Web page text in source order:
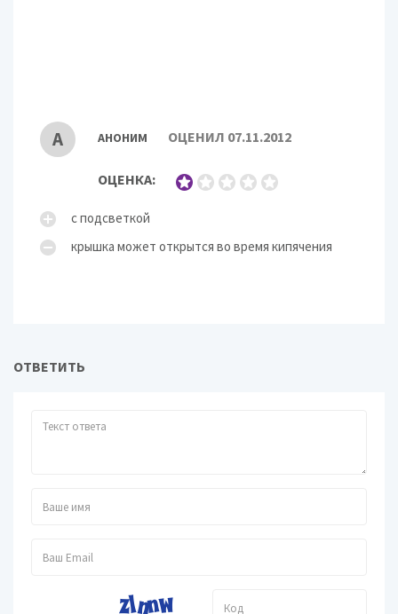
А АНОНИМ ОЦЕНИЛ 07.11.2012
ОЦЕНКА:
с подсветкой
крышка может открытся во время кипячения
ОТВЕТИТЬ